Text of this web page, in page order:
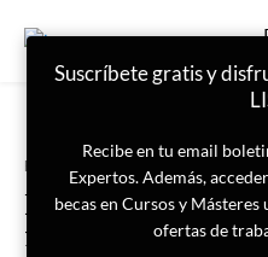
Portada
El ISIS ataca de
mayor golpe
Suscríbete gratis y
Recibe en tu email
Expertos. Además,
becas en Cursos y
ofertas de